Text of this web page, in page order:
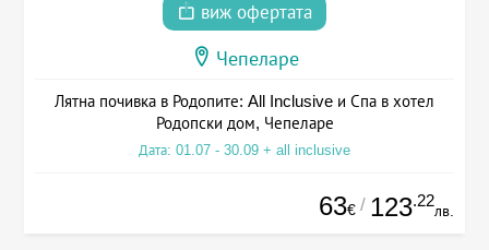
виж офертата
Чепеларе
Лятна почивка в Родопите: All Inclusive и Спа в хотел
Родопски дом, Чепеларе
Дата: 01.07 - 30.09 + all inclusive
63€ / 123.22
лв.